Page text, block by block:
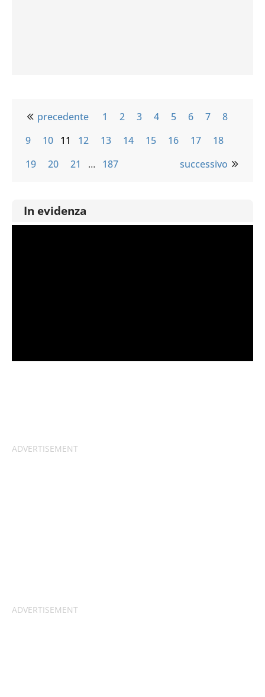
precedente 1 2 3 4 5 6 7
8
9
10 11 12 13 14 15 16 17
18
19
20 21 … 187 successivo
In evidenza